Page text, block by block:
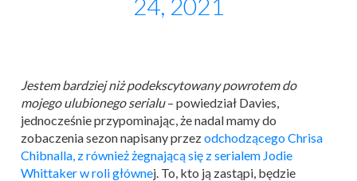
Jestem bardziej niż podekscytowany powrotem do
mojego ulubionego serialu– powiedział Davies,
jednocześnie przypominając, że nadal mamy do
zobaczenia sezon napisany przezodchodzącego Chrisa
Chibnalla, z również żegnającą się z serialem Jodie
Whittaker w roli głównej. To, kto ją zastąpi, będzie